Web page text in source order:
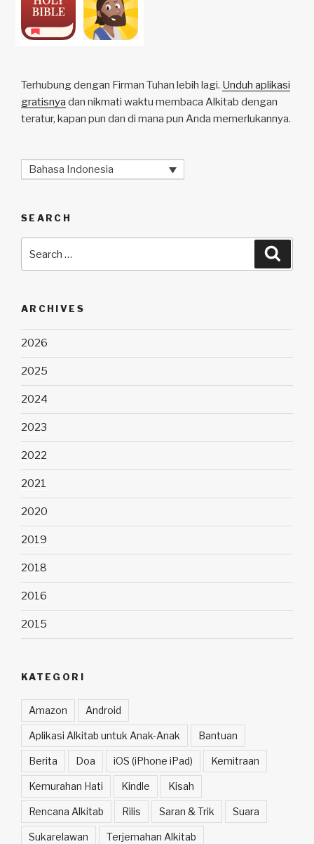
Terhubung dengan Firman Tuhan lebih lagi. Unduh aplikasi
gratisnya dan nikmati waktu membaca Alkitab dengan
teratur, kapan pun dan di mana pun Anda memerlukannya.
Bahasa Indonesia
SEARCH
ARCHIVES
2026
2025
2024
2023
2022
2021
2020
2019
2018
2016
2015
KATEGORI
Amazon Android
Aplikasi Alkitab untuk Anak-Anak Bantuan
Berita Doa iOS (iPhone iPad) Kemitraan
Kemurahan Hati Kindle Kisah
Rencana Alkitab Rilis Saran & Trik Suara
Sukarelawan Terjemahan Alkitab